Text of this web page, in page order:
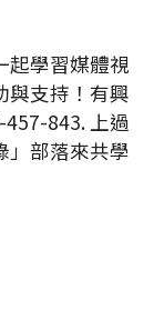
起學習媒體視
與支持！有興
843. 上過
」部落來共學